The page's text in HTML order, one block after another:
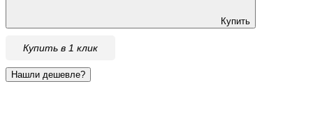
Купить
Купить в 1 клик